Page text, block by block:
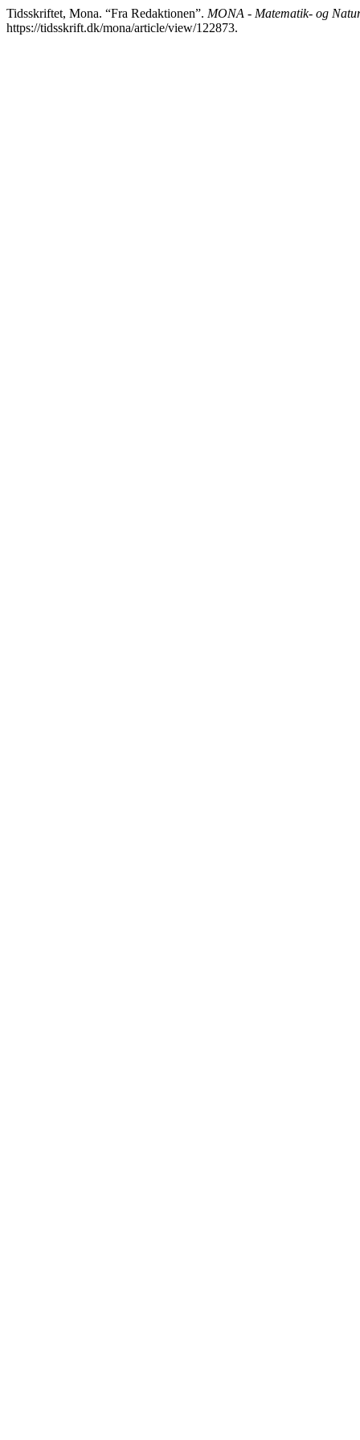
Tidsskriftet, Mona. “Fra Redaktionen”. MONA - Matematik- og
https://tidsskrift.dk/mona/article/view/122873.